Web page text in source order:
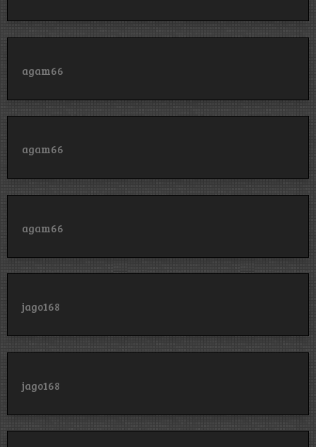
agam66
agam66
agam66
jago168
jago168